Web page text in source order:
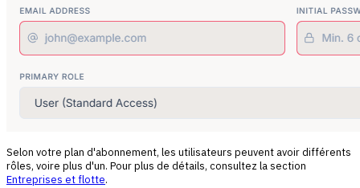
Selon votre plan d'abonnement, les utilisateurs peuvent avoir différents
rôles, voire plus d'un. Pour plus de détails, consultez la section
Entreprises et flotte.